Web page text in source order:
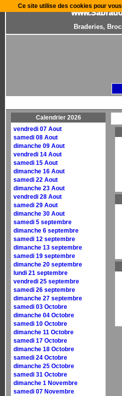
Braderies,
Calendrier 2026
vendredi 07 Aout
samedi 08 Aout
dimanche 09 Aout
vendredi 14 Aout
samedi 15 Aout
dimanche 16 Aout
samedi 22 Aout
dimanche 23 Aout
vendredi 28 Aout
samedi 29 Aout
dimanche 30 Aout
samedi 5 septembre
dimanche 6 septembre
samedi 12 septembre
dimanche 13 septembre
samedi 19 septembre
dimanche 20 septembre
lundi 21 septembre
vendredi 25 septembre
samedi 26 septembre
dimanche 27 septembre
samedi 03 Octobre
dimanche 04 Octobre
samedi 10 Octobre
dimanche 11 Octobre
samedi 17 Octobre
dimanche 18 Octobre
samedi 24 Octobre
dimanche 25 Octobre
samedi 31 Octobre
dimanche 1 Novembre
samedi 07 Novembre
Ce site utilise des cookies pour